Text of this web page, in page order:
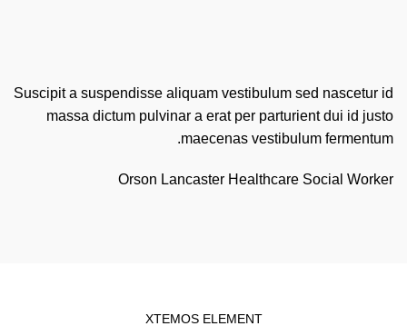
Suscipit a suspendisse aliquam vestibulum sed nascetur id
massa dictum pulvinar a erat per parturient dui id justo
maecenas vestibulum fermentum.
Orson Lancaster Healthcare Social Worker
XTEMOS ELEMENT